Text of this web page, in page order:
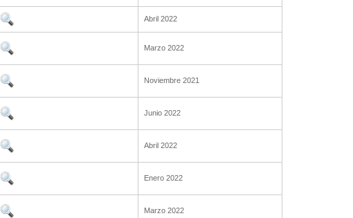
Abril 2022
Marzo 2022
Noviembre 2021
Junio 2022
Abril 2022
Enero 2022
Marzo 2022